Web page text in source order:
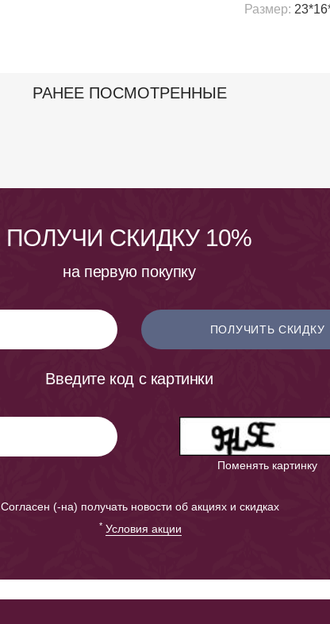
Размер:
РАНЕЕ ПОСМОТРЕННЫЕ
ПОЛУЧИ СКИДКУ 10%
на первую покупку
ПОЛУЧИТЬ СКИДКУ
Введите код с картинки
Поменять картинку
Cогласен (-на) получать новости об акциях и скидках
* Условия акции